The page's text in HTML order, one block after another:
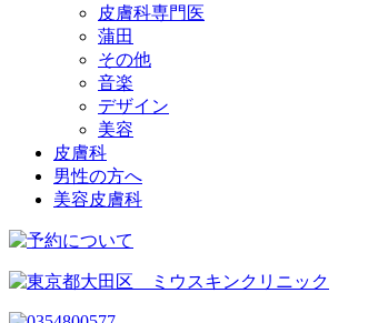
皮膚科専門医
蒲田
その他
音楽
デザイン
美容
皮膚科
男性の方へ
美容皮膚科